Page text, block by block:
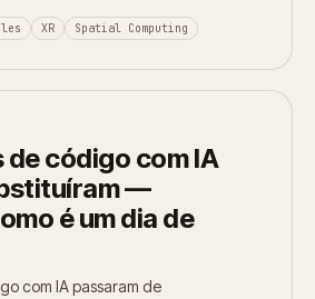
XR Spatial Computing
de código com IA
—
é um dia de
com IA passaram de